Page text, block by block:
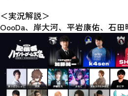
＜実況解説＞
OooDa、岸大河、平岩康佑、石